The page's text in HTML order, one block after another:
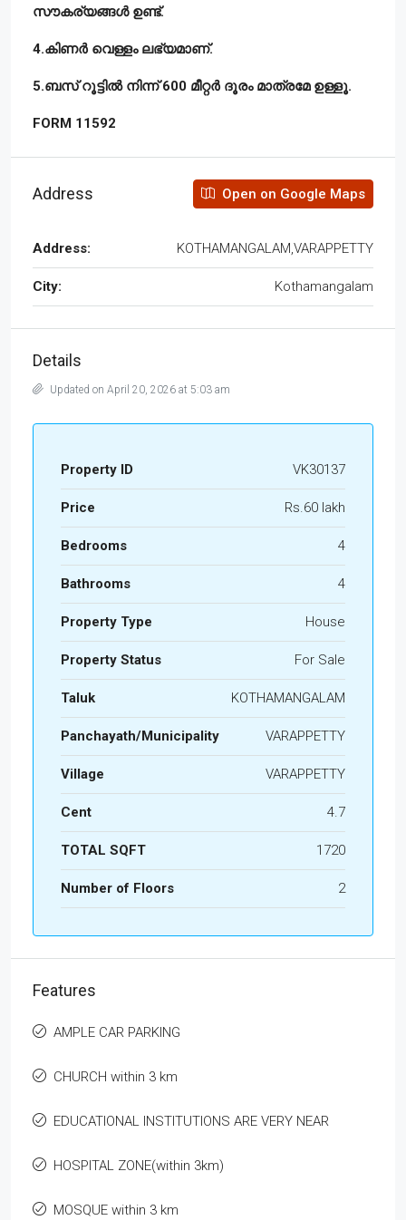
സൗകര്യങ്ങൾ ഉണ്ട്.
4.കിണർ വെള്ളം ലഭ്യമാണ്.
5.ബസ് റൂട്ടിൽ നിന്ന് 600 മീറ്റർ ദൂരം മാത്രമേ ഉള്ളൂ.
FORM 11592
Address Open on Google Maps
Address: KOTHAMANGALAM,VARAPPETTY
City: Kothamangalam
Details
Updated on April 20, 2026 at 5:03 am
Property ID VK30137
Price Rs.60 lakh
Bedrooms 4
Bathrooms 4
Property Type House
Property Status For Sale
Taluk KOTHAMANGALAM
Panchayath/Municipality VARAPPETTY
Village VARAPPETTY
Cent 4.7
TOTAL SQFT 1720
Number of Floors 2
Features
AMPLE CAR PARKING
CHURCH within 3 km
EDUCATIONAL INSTITUTIONS ARE VERY NEAR
HOSPITAL ZONE(within 3km)
MOSQUE within 3 km